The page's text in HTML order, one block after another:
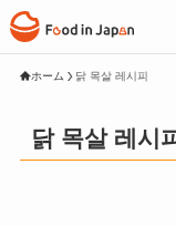
ホーム 닭 목살 레시피
닭 목살 레시